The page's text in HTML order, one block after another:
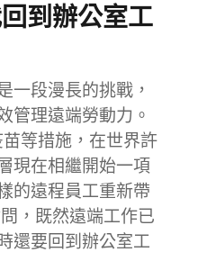
到辦公室工
一段漫長的挑戰，
管理遠端勞動力。
等措施，在世界許
現在相繼開始一項
的遠程員工重新帶
，既然遠端工作已
還要回到辦公室工